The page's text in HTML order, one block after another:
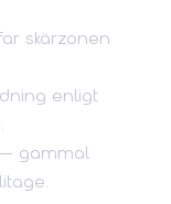
skärzonen
enligt
gammal